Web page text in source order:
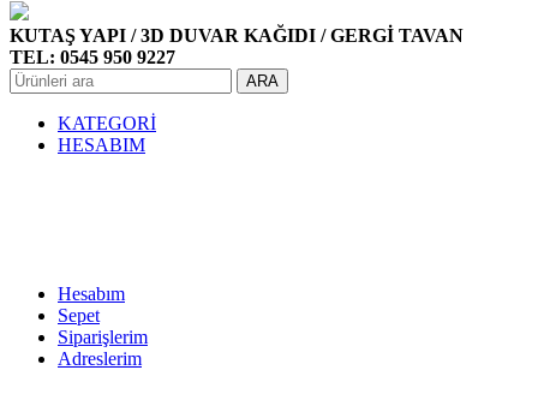
KUTAŞ YAPI / 3D DUVAR KAĞIDI / GERGİ TAVAN
TEL: 0545 950 9227
ARA
KATEGORİ
HESABIM
Hesabım
Sepet
Siparişlerim
Adreslerim